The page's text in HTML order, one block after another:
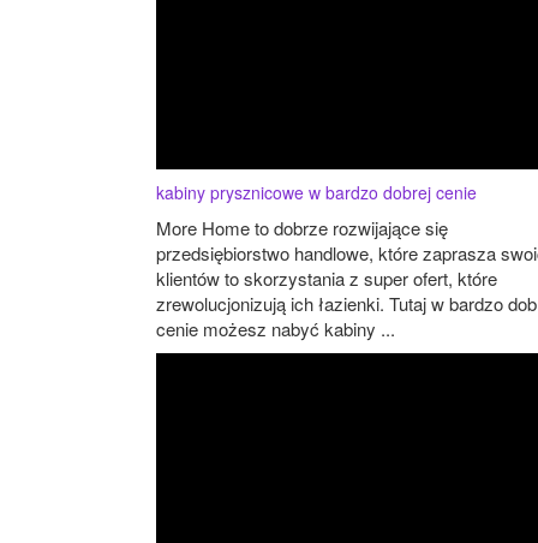
kabiny prysznicowe w bardzo dobrej cenie
More Home to dobrze rozwijające się
przedsiębiorstwo handlowe, które zaprasza
klientów to skorzystania z super ofert, które
zrewolucjonizują ich łazienki. Tutaj w bardzo
cenie możesz nabyć kabiny ...